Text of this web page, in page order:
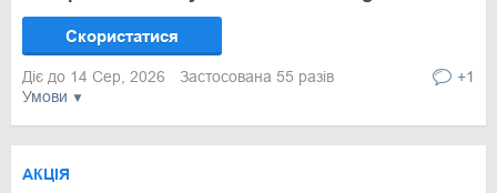
Умови
Скористатися
Діє до 14 Сер, 2026 Застосована 55 разів +1
АКЦІЯ